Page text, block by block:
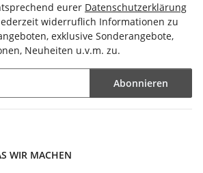
eurer Datenschutzerklärung
widerruflich Informationen zu
exklusive Sonderangebote,
Neuheiten u.v.m. zu.
Abonnieren
WIR MACHEN